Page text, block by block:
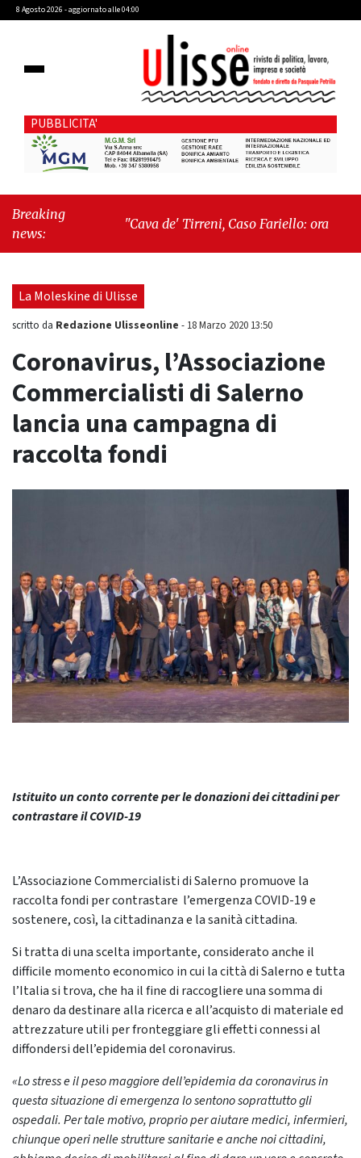
8 Agosto 2026 - aggiornato alle 04:00
PUBBLICITA'
Breaking
news:
"Cava de' Tirreni, Caso Fariello: ora torniamo
La Moleskine di Ulisse
scritto da Redazione Ulisseonline - 18 Marzo 2020 13:50
Coronavirus, l’Associazione
Commercialisti di Salerno
lancia una campagna di
raccolta fondi
Istituito un conto corrente per le donazioni dei cittadini per
contrastare il COVID-19
L’Associazione Commercialisti di Salerno promuove la
raccolta fondi per contrastare l’emergenza COVID-19e
sostenere, così, la cittadinanza e la sanità cittadina.
Si tratta di una scelta importante, considerato anche il
difficile momento economico in cui la città di Salerno e tutta
l’Italia si trova, che ha il fine di raccogliere unasomma di
denaro dadestinare alla ricerca e all’acquisto di materiale ed
attrezzatureutili per fronteggiare glieffetti connessi al
diffondersi dell’epidemia del coronavirus.
«Lo stress e il peso maggiore dell’epidemia da coronavirus in
questa situazione diemergenza lo sentono soprattutto gli
ospedali. Per tale motivo, proprio per aiutare medici,infermieri,
chiunque operi nelle strutture sanitarie e anche noi cittadini,